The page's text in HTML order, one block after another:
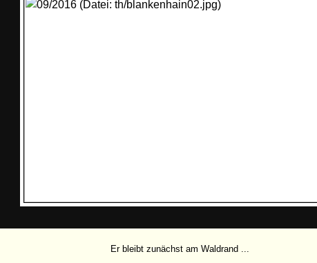
Er bleibt zunächst am Waldrand ...